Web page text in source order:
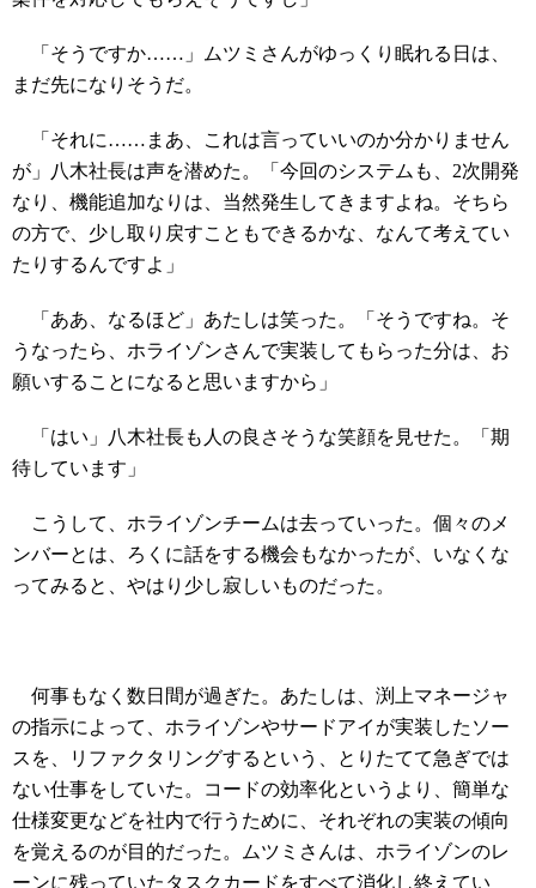
「そうですか……」ムツミさんがゆっくり眠れる日は、
まだ先になりそうだ。
「それに……まあ、これは言っていいのか分かりません
が」八木社長は声を潜めた。「今回のシステムも、2次開発
なり、機能追加なりは、当然発生してきますよね。そちら
の方で、少し取り戻すこともできるかな、なんて考えてい
たりするんですよ」
「ああ、なるほど」あたしは笑った。「そうですね。そ
うなったら、ホライゾンさんで実装してもらった分は、お
願いすることになると思いますから」
「はい」八木社長も人の良さそうな笑顔を見せた。「期
待しています」
こうして、ホライゾンチームは去っていった。個々のメ
ンバーとは、ろくに話をする機会もなかったが、いなくな
ってみると、やはり少し寂しいものだった。
何事もなく数日間が過ぎた。あたしは、渕上マネージャ
の指示によって、ホライゾンやサードアイが実装したソー
スを、リファクタリングするという、とりたてて急ぎでは
ない仕事をしていた。コードの効率化というより、簡単な
仕様変更などを社内で行うために、それぞれの実装の傾向
を覚えるのが目的だった。ムツミさんは、ホライゾンのレ
ーンに残っていたタスクカードをすべて消化し終えてい